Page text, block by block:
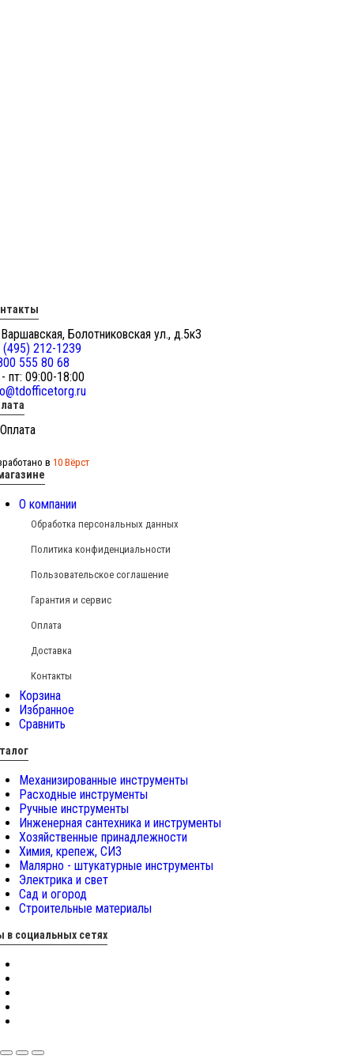
Болотниковская ул., д.5к3
(495) 212-1239
555 80 68
пт: 09:00-18:00
в 10 Вёрст
О компании
Обработка персональных данных
Политика конфиденциальности
Пользовательское соглашение
Гарантия и сервис
Оплата
Доставка
Контакты
Корзина
Избранное
Сравнить
Механизированные инструменты
Расходные инструменты
Ручные инструменты
Инженерная сантехника и инструменты
Хозяйственные принадлежности
Химия, крепеж, СИЗ
Малярно - штукатурные инструменты
Электрика и свет
Сад и огород
Строительные материалы
в социальных сетях